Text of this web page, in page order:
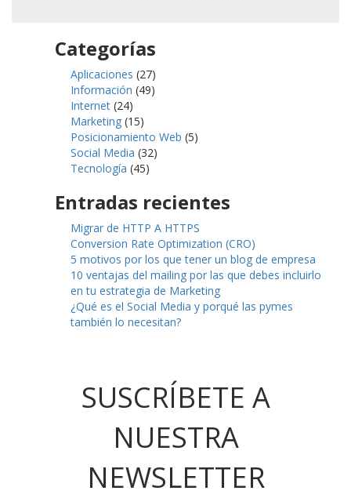
Categorías
Aplicaciones (27)
Información (49)
Internet (24)
Marketing (15)
Posicionamiento Web (5)
Social Media (32)
Tecnología (45)
Entradas recientes
Migrar de HTTP A HTTPS
Conversion Rate Optimization (CRO)
5 motivos por los que tener un blog de empresa
10 ventajas del mailing por las que debes incluirlo
en tu estrategia de Marketing
¿Qué es el Social Media y porqué las pymes
también lo necesitan?
SUSCRÍBETE A
NUESTRA
NEWSLETTER